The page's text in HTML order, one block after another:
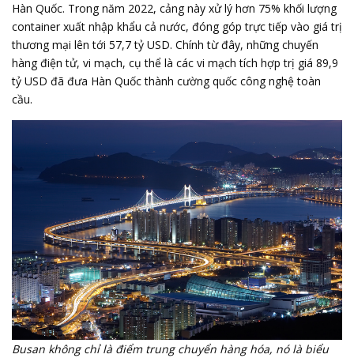
Hàn Quốc. Trong năm 2022, cảng này xử lý hơn 75% khối lượng
container xuất nhập khẩu cả nước, đóng góp trực tiếp vào giá trị
thương mại lên tới 57,7 tỷ USD. Chính từ đây, những chuyến
hàng điện tử, vi mạch, cụ thể là các vi mạch tích hợp trị giá 89,9
tỷ USD đã đưa Hàn Quốc thành cường quốc công nghệ toàn
cầu.
Busan không chỉ là điểm trung chuyển hàng hóa, nó là biểu